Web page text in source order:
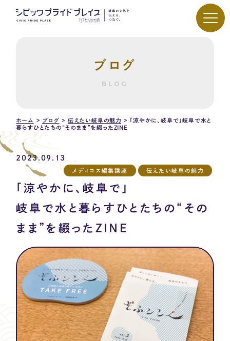
ブログ
BLOG
ホーム > ブログ > 伝えたい岐阜の魅力 >
「涼やかに、岐阜で」岐阜で水と
暮らすひとたちの“そのまま”を綴ったZINE
2023.09.13
メディコス編集講座 伝えたい岐阜の魅力
「涼やかに、岐阜で」
岐阜で水と暮らすひとたちの“その
まま”を綴ったZINE